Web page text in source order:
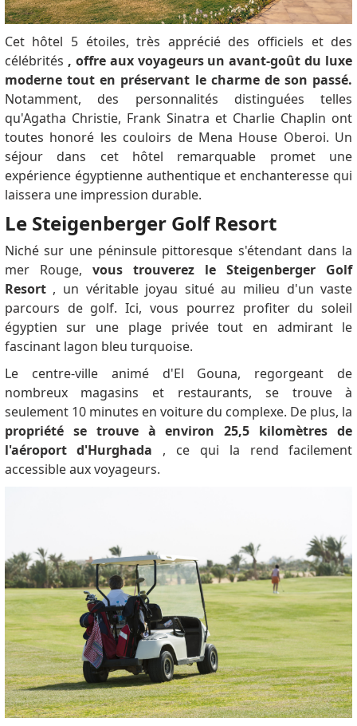
Cet hôtel 5 étoiles, très apprécié des officiels et des
célébrités , offre aux voyageurs un avant-goût du luxe
moderne tout en préservant le charme de son passé.
Notamment, des personnalités distinguées telles
qu'Agatha Christie, Frank Sinatra et Charlie Chaplin ont
toutes honoré les couloirs de Mena House Oberoi. Un
séjour dans cet hôtel remarquable promet une
expérience égyptienne authentique et enchanteresse qui
laissera une impression durable.
Le Steigenberger Golf Resort
Niché sur une péninsule pittoresque s'étendant dans la
mer Rouge, vous trouverez le Steigenberger Golf
Resort, un véritable joyau situé au milieu d'un vaste
parcours de golf.Ici, vous pourrez profiter du soleil
égyptien sur une plage privée tout en admirant le
fascinant lagon bleu turquoise.
Le centre-ville animé d'El Gouna, regorgeant de
nombreux magasins et restaurants, se trouve à
seulement 10 minutes en voiture du complexe. De plus, la
propriété se trouve à environ 25,5 kilomètres de
l'aéroport d'Hurghada , ce qui la rend facilement
accessible aux voyageurs.